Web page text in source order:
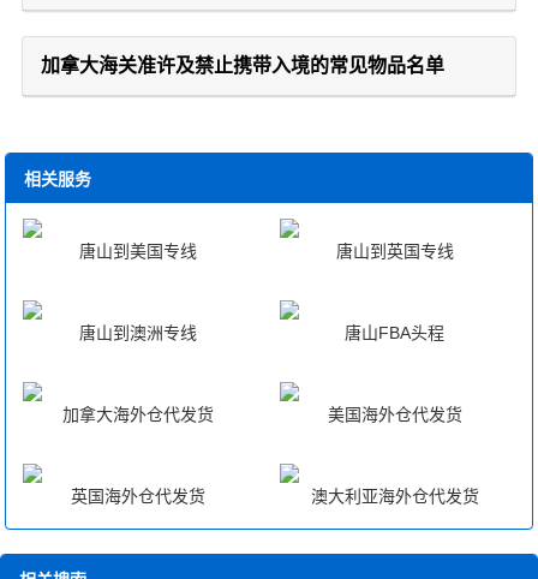
加拿大海关准许及禁止携带入境的常见物品名单
相关服务
唐山到美国专线 唐山到英国专线
唐山到澳洲专线 唐山FBA头程
加拿大海外仓代发货 美国海外仓代发货
英国海外仓代发货 澳大利亚海外仓代发货